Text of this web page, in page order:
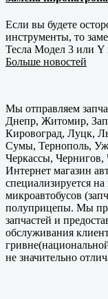
Если вы будете
инструменты, то
Тесла Модел 3 или Y
Больше новостей
Мы отправляем
Днепр, Житомир,
Кировоград, Луцк,
Сумы, Тернополь,
Черкассы,
Интернет магазин
специализируется
микроавтобусов
полуприцепы. Мы
запчастей и
обслуживания
не значительно